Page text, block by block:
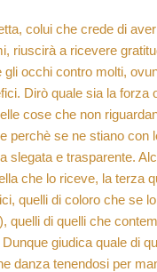
colui che crede di
riuscirà a ricevere
gli occhi contro molti,
Dirò quale sia la forza
cose che non
perchè se ne stiano con
slegata e trasparente.
che lo riceve, la terza
quelli di coloro che se
quelli di quelli che
giudica quale di
danza tenendosi per